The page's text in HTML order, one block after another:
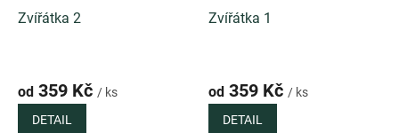
Zvířátka 2
od 359 Kč / ks
DETAIL
Zvířátka 1
od 359 Kč / ks
DETAIL